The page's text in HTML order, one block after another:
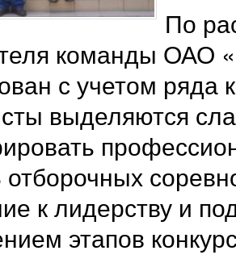
По
команды ОАО
с учетом ряда
выделяются
к лидерству и
этапов